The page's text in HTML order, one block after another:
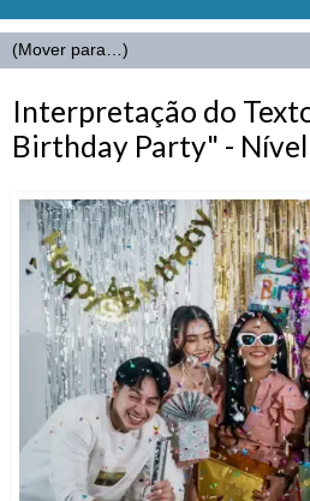
Interpretação do
Birthday Party" -